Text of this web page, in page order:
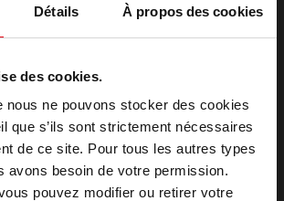
Détails À propos des cookies
des cookies.
nous ne pouvons stocker des cookies
que s’ils sont strictement nécessaires
de ce site. Pour tous les autres types
avons besoin de votre permission.
pouvez modifier ou retirer votre
les analyses internes
par l'opérateur du
site web.
données statistiques
des internautes sur le
site web. Utilisé pour
les analyses internes
par l'opérateur du
site web.
Enregistre un
2
votre pays